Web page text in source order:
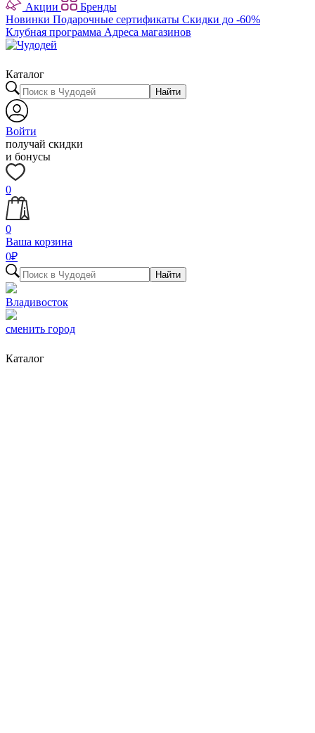
Акции
Бренды
Новинки Подарочные сертификаты Скидки до -60%
Клубная программа Адреса магазинов
Каталог
Найти
Войти
получай скидки
и бонусы
0
0
Ваша корзина
0₽
Найти
Владивосток
сменить город
Каталог